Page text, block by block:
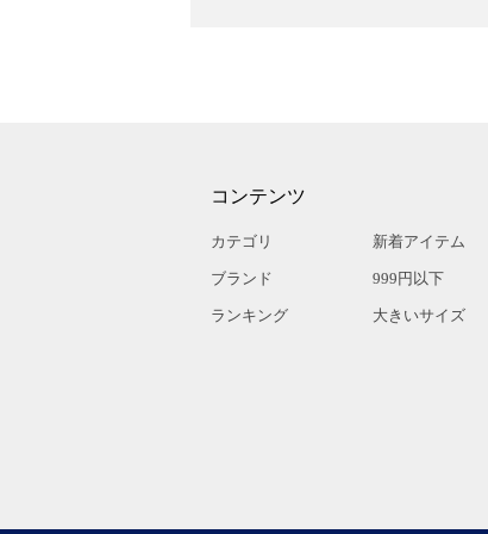
コンテンツ
カテゴリ
ブランド
ランキング
新着アイテム
999円以下
大きいサイズ